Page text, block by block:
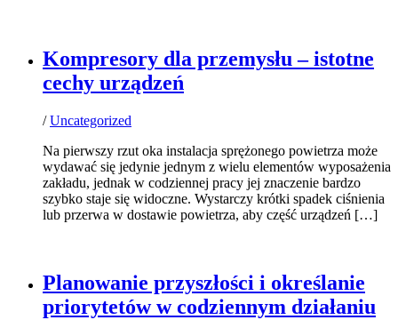
Kompresory dla przemysłu – istotne
cechy urządzeń
/Uncategorized
Na pierwszy rzut oka instalacja sprężonego powietrza może
wydawać się jedynie jednym z wielu elementów wyposażenia
zakładu, jednak w codziennej pracy jej znaczenie bardzo
szybko staje się widoczne. Wystarczy krótki spadek ciśnienia
lub przerwa w dostawie powietrza, aby część urządzeń […]
Planowanie przyszłości i określanie
priorytetów w codziennym działaniu